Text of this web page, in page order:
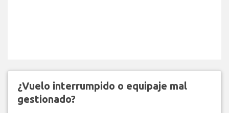
¿Vuelo interrumpido o equipaje mal
gestionado?